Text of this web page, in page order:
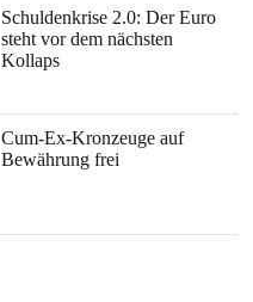
Schuldenkrise 2.0: Der Euro
steht vor dem nächsten
Kollaps
Cum-Ex-Kronzeuge auf
Bewährung frei